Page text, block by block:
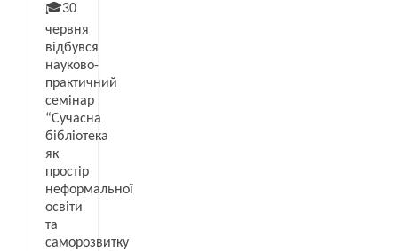
🎓30
червня
відбувся
науково-
практичний
семінар
“Сучасна
бібліотека
як
простір
неформальної
освіти
та
саморозвитку